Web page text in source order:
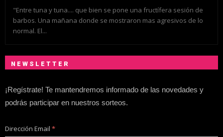
"Entre tuna y tuna.... que bien se pone una fructífera sesión de
barbos. Una mañana donde se mostraron mas agresivos de lo
normal. El...
NEWSLETTER
¡Regístrate! Te mantendremos informado de las novedades y
podrás participar en nuestros sorteos.
Dirección Email *